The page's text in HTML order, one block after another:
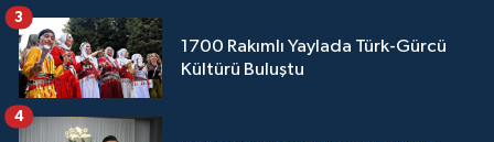
1700 Rakımlı Yaylada Türk-Gürcü
Kültürü Buluştu
3
4